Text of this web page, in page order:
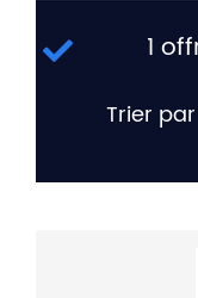
1
Trier